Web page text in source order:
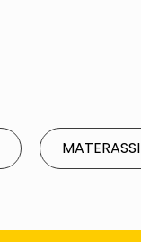
MATERASSI